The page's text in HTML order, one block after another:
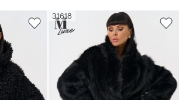
31618